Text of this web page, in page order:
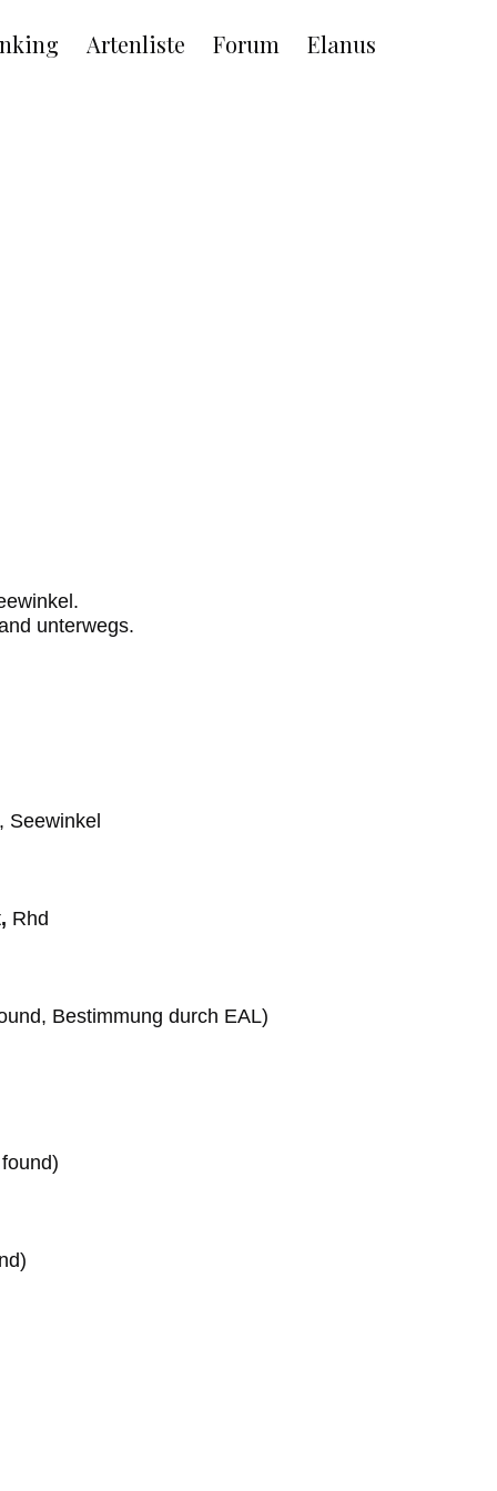
Artenliste Forum Elanus
unterwegs.
Seewinkel
, Rhd
Bestimmung durch EAL)